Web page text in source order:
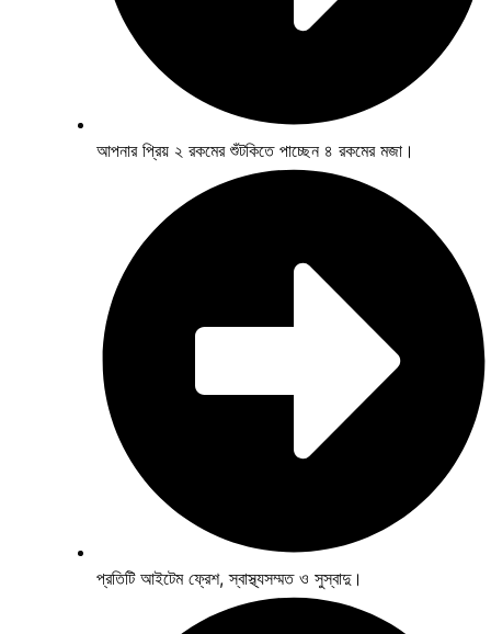
আপনার প্রিয় ২ রকমের শুঁটকিতে পাচ্ছেন ৪ রকমের মজা।
প্রতিটি আইটেম ফ্রেশ, স্বাস্থ্যসম্মত ও সুস্বাদু।